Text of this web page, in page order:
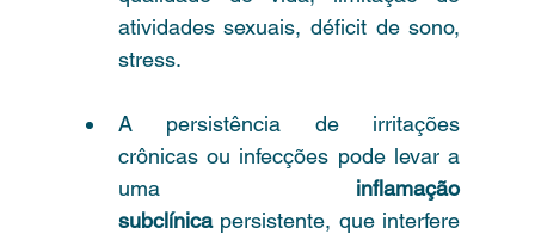
atividades sexuais, déficit de sono,
stress.
A persistência de irritações
crônicas ou infecções pode levar a
uma inflamação
subclínica persistente, que interfere